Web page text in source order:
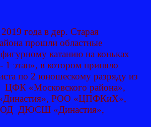
года в дер. Старая
прошли областные
катанию на коньках
1 этап», в котором приняло
по 2 юношескому разряду из
«Московского района»,
РОО «ЦПФКиХ»,
ДЮСШ «Династия»,